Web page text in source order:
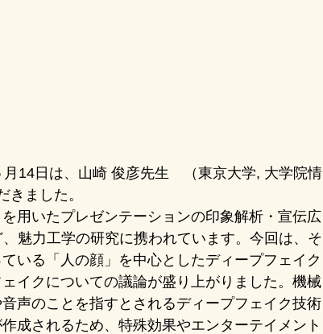
14日は、山崎 俊彦先生　（東京大学, 大学院情
ました。
用いたプレゼンテーションの印象解析・宣伝広
魅力工学の研究に携われています。今回は、そ
いる「人の顔」を中心としたディープフェイク
イクについての議論が盛り上がりました。機械
声のことを指すとされるディープフェイク技術
成されるため、特殊効果やエンターテイメント